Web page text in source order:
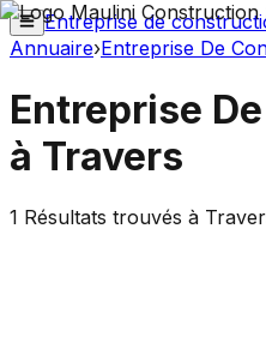
Entreprise de
Annuaire›Entreprise De
Entreprise
à Travers
1 Résultats trouvés à